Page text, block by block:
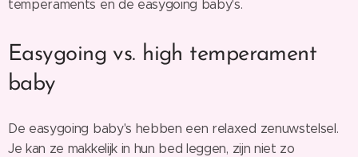
temperaments en de easygoing baby's.
Easygoing vs. high temperament
baby
De easygoing baby's hebben een relaxed zenuwstelsel.
Je kan ze makkelijk in hun bed leggen, zijn niet zo